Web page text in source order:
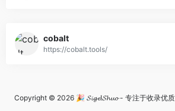
cobalt
https://cobalt.tools/
Copyright © 2026 🎉 𝓢𝓲𝓰𝓮!𝓢𝓱𝓾𝓸 - 专注于收录优